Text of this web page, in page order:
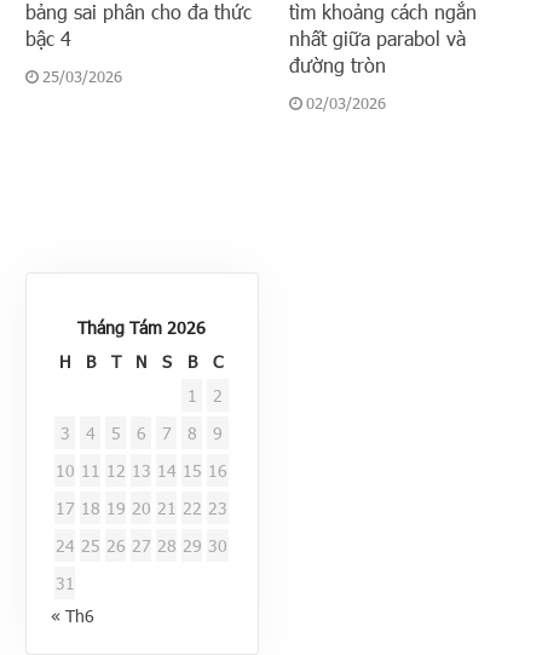
bảng sai phân cho đa thức
bậc 4
25/03/2026
tìm khoảng cách ngắn
nhất giữa parabol và
đường tròn
02/03/2026
Tháng Tám 2026
H
B T N S B
C
1
2
3
4 5 6 7 8
9
10 11 12 13 14 15 16
17 18 19 20 21 22 23
24 25 26 27 28 29 30
31
« Th6